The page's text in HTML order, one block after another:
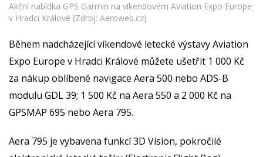
Akční nabídka GPS Garmin na víkendovém Aviation Expo Europe
v Hradci Králové (Zdroj: Aeroweb.cz)
Během nadcházející víkendové letecké výstavy Aviation
Expo Europe v Hradci Králové můžete ušetřit 1 000 Kč
za nákup oblíbené navigace Aera 500 nebo ADS-B
modulu GDL 39; 1 500 Kč na Aera 550 a 2 000 Kč na
GPSMAP 695 nebo Aera 795.
Aera 795 je vybavena funkcí 3D Vision, pokročilé